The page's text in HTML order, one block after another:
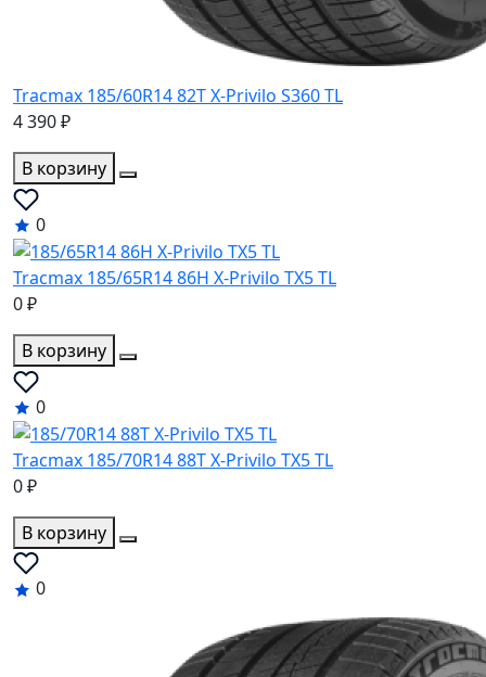
Tracmax 185/60R14 82T X-Privilo S360 TL
4 390 ₽
В корзину
0
Tracmax 185/65R14 86H X-Privilo TX5 TL
0 ₽
В корзину
0
Tracmax 185/70R14 88T X-Privilo TX5 TL
0 ₽
В корзину
0